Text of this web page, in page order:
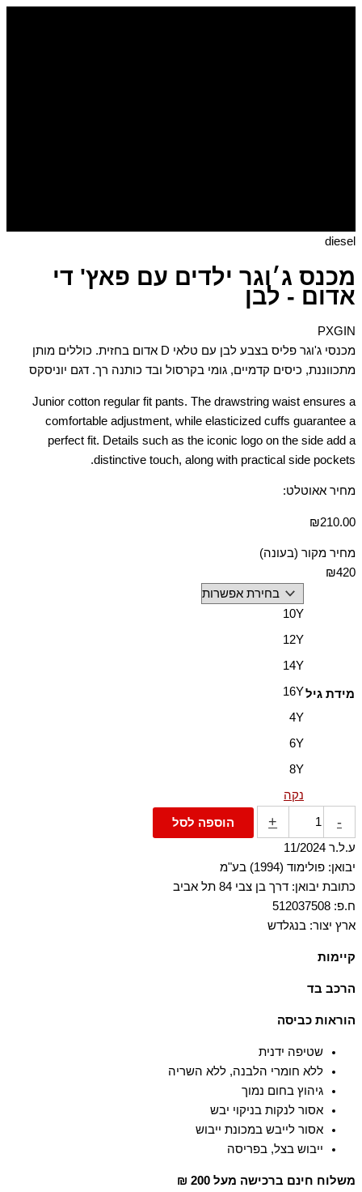
דילוג
diesel
מכנס ג׳וגר ילדים עם פאץ' די
אדום - לבן
PXGIN
מכנסי ג'וגר פליס בצבע לבן עם טלאי D אדום בחזית. כוללים מותן
מתכווננת, כיסים קדמיים, גומי בקרסול ובד כותנה רך. דגם יוניסקס
Junior cotton regular fit pants. The drawstring waist ensures a
comfortable adjustment, while elasticized cuffs guarantee a
perfect fit. Details such as the iconic logo on the side add a
distinctive touch, along with practical side pockets.
מחיר אאוטלט:
₪210.00
מחיר מקור (בעונה)
₪420
מידת גיל
10Y
12Y
14Y
16Y
4Y
6Y
8Y
נקה
-
כמות
+
הוספה לסל
ע.ל.ר 11/2024
יבואן: פולימוד (1994) בע"מ
כתובת יבואן: דרך בן צבי 84 תל אביב
ח.פ: 512037508
ארץ יצור: בנגלדש
קיימות
במגוון ביולוגי ובמערכות אקולוגיות בריאות.
הרכב בד
הוראות כביסה
שטיפה ידנית
ללא חומרי הלבנה, ללא השריה
גיהוץ בחום נמוך
אסור לנקות בניקוי יבש
אסור לייבש במכונת ייבוש
ייבוש בצל, בפריסה
משלוח חינם ברכישה מעל 200 ₪